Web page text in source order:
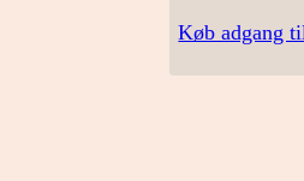
Køb adgang